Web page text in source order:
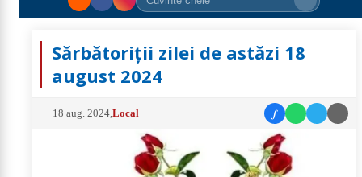
Sărbătoriții zilei de astăzi 18
august 2024
18 aug. 2024 ,Local f